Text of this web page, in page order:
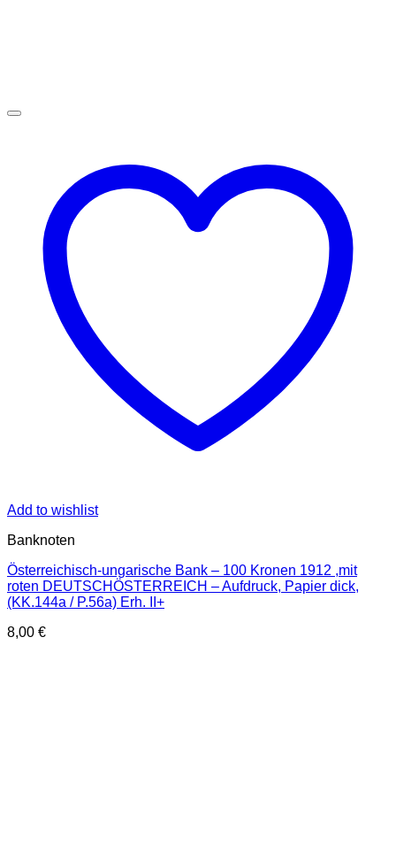
Add to wishlist
Banknoten
Österreichisch-ungarische Bank – 100 Kronen 1912 ,mit
roten DEUTSCHÖSTERREICH – Aufdruck, Papier dick,
(KK.144a / P.56a) Erh. II+
8,00 €